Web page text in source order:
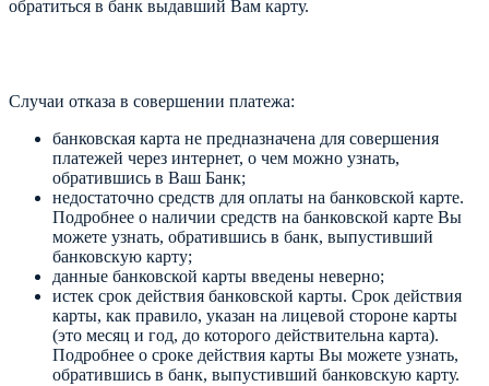
обратиться в банк выдавший Вам карту.
Случаи отказа в совершении платежа:
банковская карта не предназначена для совершения
платежей через интернет, о чем можно узнать,
обратившись в Ваш Банк;
недостаточно средств для оплаты на банковской карте.
Подробнее о наличии средств на банковской карте Вы
можете узнать, обратившись в банк, выпустивший
банковскую карту;
данные банковской карты введены неверно;
истек срок действия банковской карты. Срок действия
карты, как правило, указан на лицевой стороне карты
(это месяц и год, до которого действительна карта).
Подробнее о сроке действия карты Вы можете узнать,
обратившись в банк, выпустивший банковскую карту.